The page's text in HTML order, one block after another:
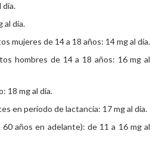
día.
al día.
mujeres de 14 a 18 años: 14 mg al día.
hombres de 14 a 18 años: 16 mg al
18 mg al día.
en período de lactancia: 17 mg al día.
años en adelante): de 11 a 16 mg al